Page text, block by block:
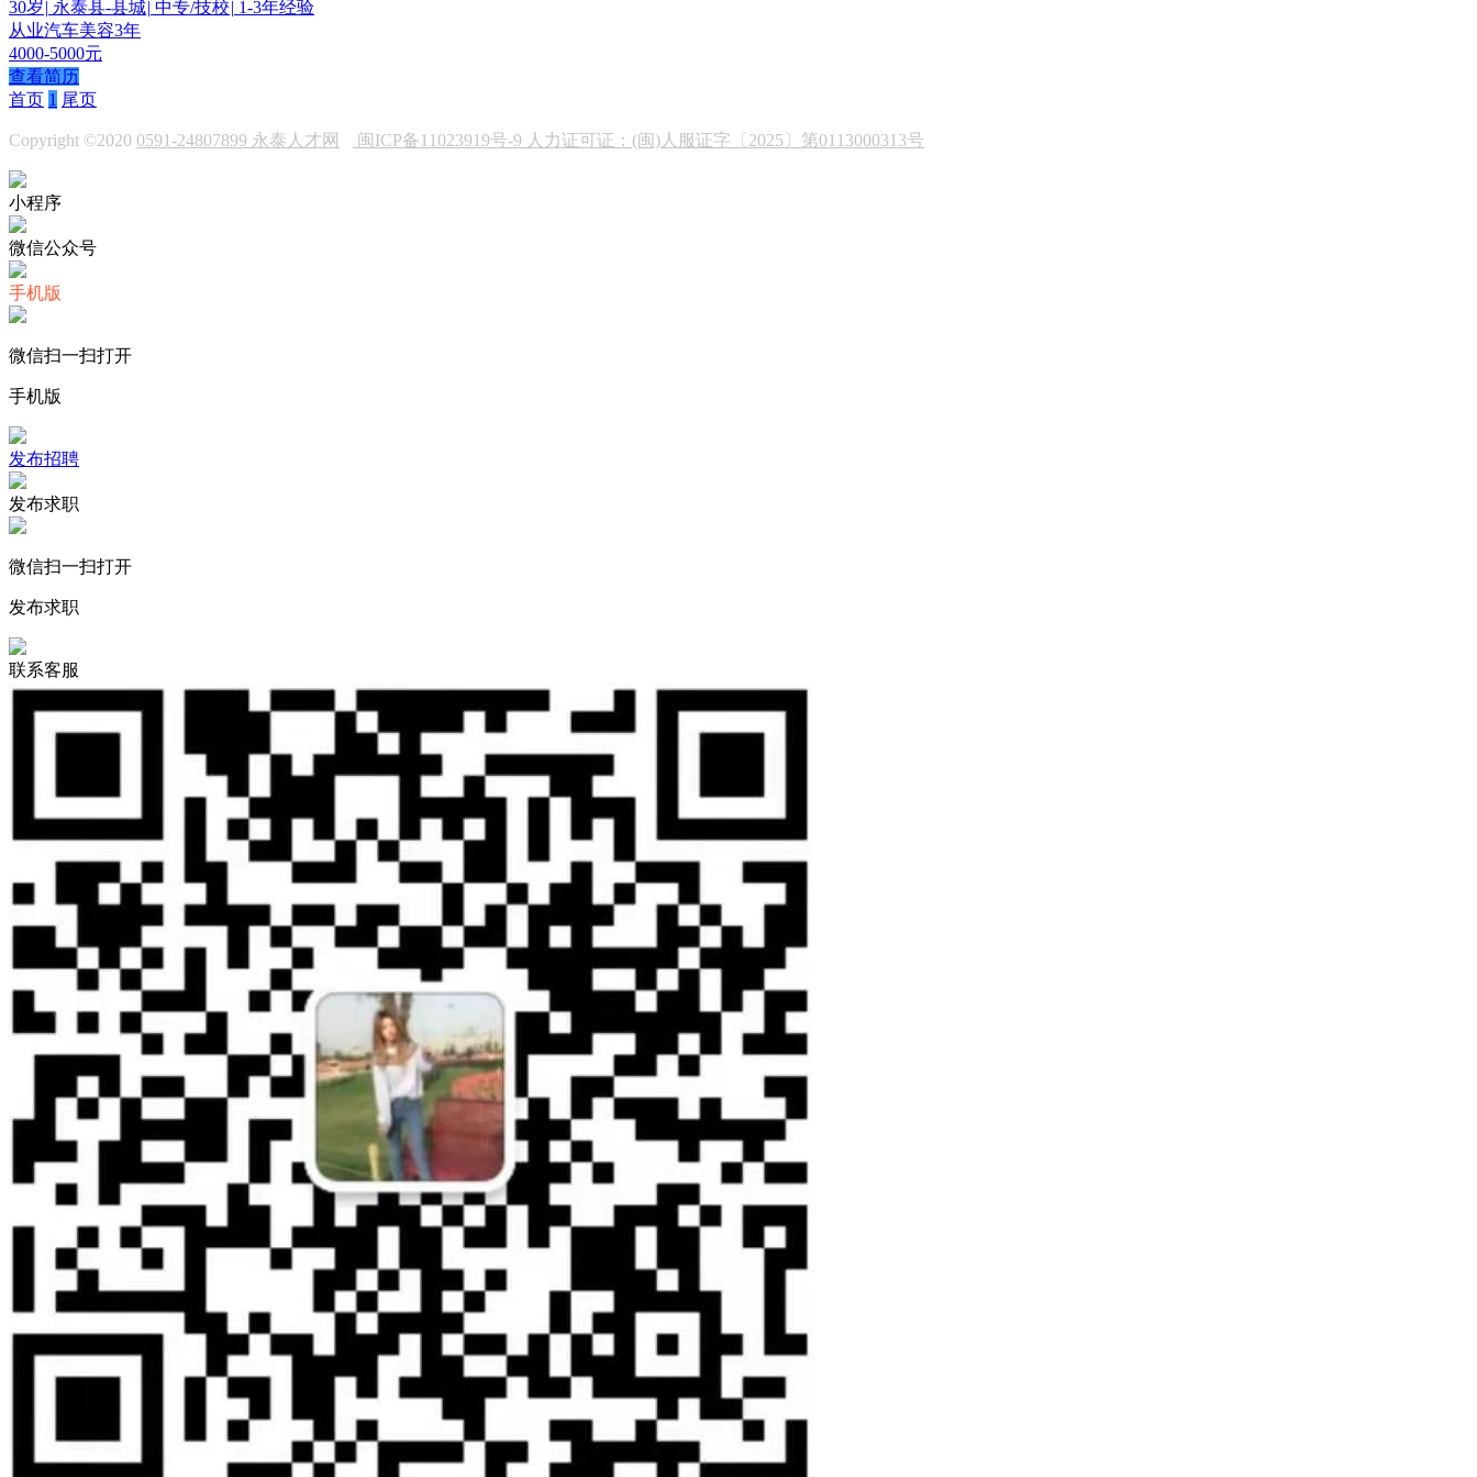
30岁| 永泰县-县城| 中专/技校| 1-3年经验
从业汽车美容3年
4000-5000元
查看简历
首页 1 尾页
Copyright ©2020 0591-24807899 永泰人才网 闽ICP备11023919号-9 人力证可证：(闽)人服证字〔2025〕第0113000313号
小程序
微信公众号
手机版
微信扫一扫打开
手机版
发布招聘
发布求职
微信扫一扫打开
发布求职
联系客服